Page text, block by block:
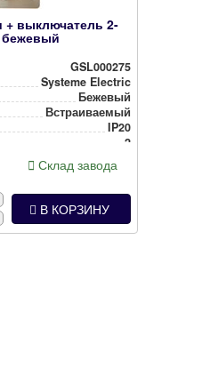
+ выключатель 2-
бежевый
GSL000275
Systeme Electric
Бежевый
Встра­ива­емый
IP20
2
Склад завода
В КОРЗИНУ